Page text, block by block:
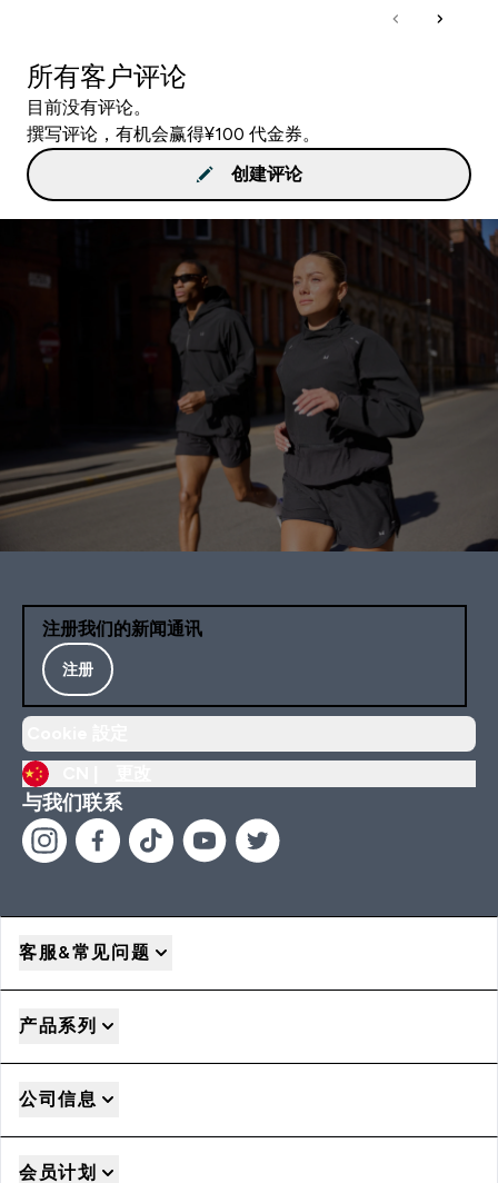
所有客户评论
目前没有评论。
撰写评论，有机会赢得¥100 代金券。
创建评论
注册我们的新闻通讯
注册
与我们联系
客服&常见问题
产品系列
公司信息
会员计划